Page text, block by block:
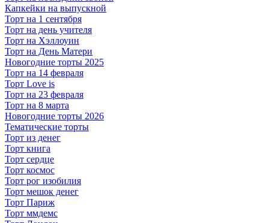
Капкейки на выпускной
Торт на 1 сентября
Торт на день учителя
Торт на Хэллоуин
Торт на День Матери
Новогодние торты 2025
Торт на 14 февраля
Торт Love is
Торт на 23 февраля
Торт на 8 марта
Новогодние торты 2026
Тематические торты
Торт из денег
Торт книга
Торт сердце
Торт космос
Торт рог изобилия
Торт мешок денег
Торт Париж
Торт ммдемс